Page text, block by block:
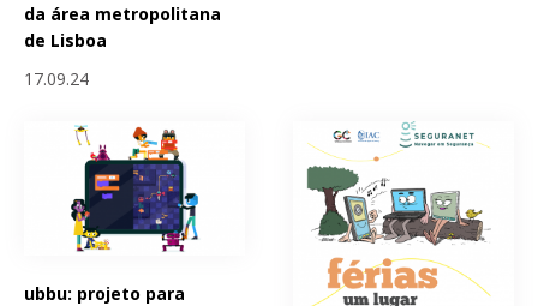
da área metropolitana
de Lisboa
17.09.24
ubbu: projeto para